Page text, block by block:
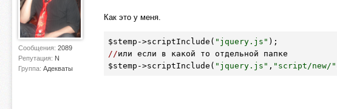
Сообщения: 2089
Репутация: N
Группа: Адекваты
Как это у меня.
$stemp ->scriptInclude( "jquery.js"
//
$stemp ->scriptInclude( "jquery.js" , "script/new/"